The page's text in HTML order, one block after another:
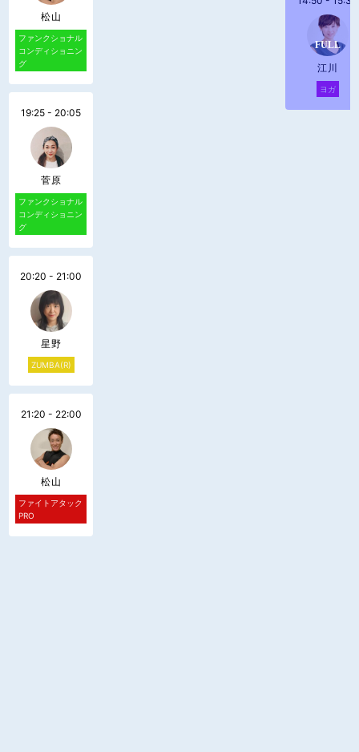
松山
ファンクショナル
コンディショニン
グ
19:25 - 20:05
菅原
ファンクショナル
コンディショニン
グ
20:20 - 21:00
星野
ZUMBA(R)
21:20 - 22:00
松山
ファイトアタック
PRO
江川
ヨガ